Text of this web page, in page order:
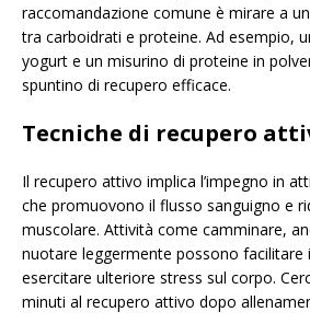
raccomandazione comune è mirare a
tra carboidrati e proteine. Ad esempio,
yogurt e un misurino di proteine in
spuntino di recupero efficace.
Tecniche di recupero
Il recupero attivo implica l’impegno in
che promuovono il flusso sanguigno e
muscolare. Attività come camminare,
nuotare leggermente possono facilitare
esercitare ulteriore stress sul corpo.
minuti al recupero attivo dopo